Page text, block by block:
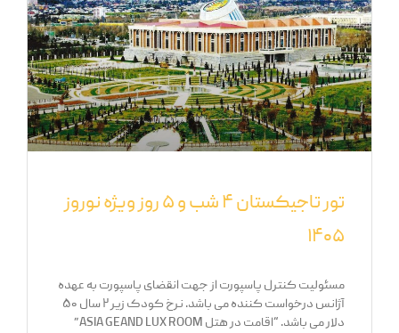
تور تاجیکستان ۴ شب و ۵ روز ویژه نوروز
۱۴۰۵
مسئولیت کنترل پاسپورت از جهت انقضای پاسپورت به عهده
آژانس درخواست کننده می باشد. نرخ کودک زیر ۲ سال ۵۰
دلار می باشد. “اقامت در هتل ASIA GEAND LUX ROOM”